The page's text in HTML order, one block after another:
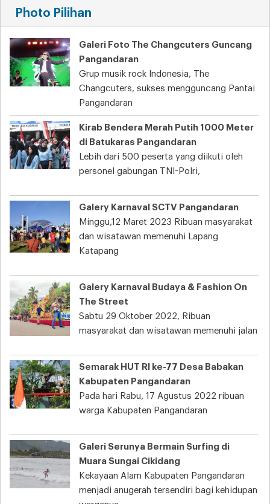
Photo Pilihan
Galeri Foto The Changcuters Guncang
Pangandaran
Grup musik rock Indonesia, The
Changcuters, sukses mengguncang Pantai
Pangandaran
Kirab Bendera Merah Putih 1000 Meter
di Batukaras Pangandaran
Lebih dari 500 peserta yang diikuti oleh
personel gabungan TNI-Polri,
Galery Karnaval SCTV Pangandaran
Minggu,12 Maret 2023 Ribuan masyarakat
dan wisatawan memenuhi Lapang
Katapang
Galery Karnaval Budaya & Fashion On
The Street
Sabtu 29 Oktober 2022, Ribuan
masyarakat dan wisatawan memenuhi jalan
Semarak HUT RI ke-77 Desa Babakan
Kabupaten Pangandaran
Pada hari Rabu, 17 Agustus 2022 ribuan
warga Kabupaten Pangandaran
Galeri Serunya Bermain Surfing di
Muara Sungai Cikidang
Kekayaan Alam Kabupaten Pangandaran
menjadi anugerah tersendiri bagi kehidupan